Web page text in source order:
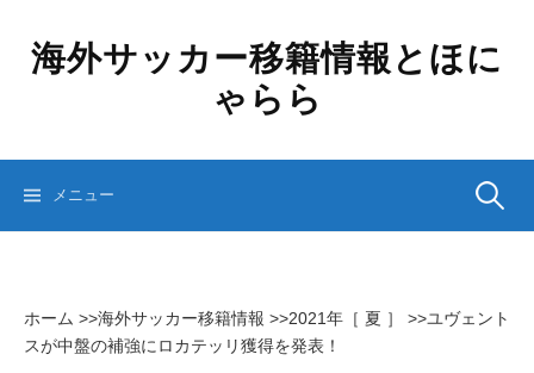
ッ
海外サッカー移籍情報とほに
ゃらら
メニュー 検
ホーム >>海外サッカー移籍情報 >>2021年［ 夏 ］ >>ユヴェント
スが中盤の補強にロカテッリ獲得を発表！